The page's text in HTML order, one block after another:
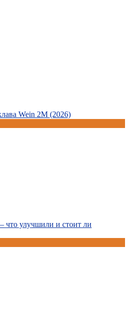
Wein 2M (2026)
что улучшили и стоит ли